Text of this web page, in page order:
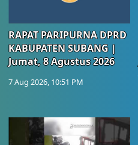
RAPAT PARIPURNA DPRD
KABUPATEN SUBANG |
Jumat, 8 Agustus 2026
7 Aug 2026, 10:51 PM